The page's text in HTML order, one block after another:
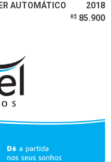
AUTOMÁTICO 2018
R$ 85.900